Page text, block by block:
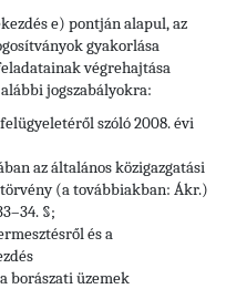
e) pontján alapul, az
gyakorlása
végrehajtása
jogszabályokra:
szóló 2008. évi
az általános közigazgatási
(a továbbiakban: Ákr.)
§;
és a
borászati üzemek